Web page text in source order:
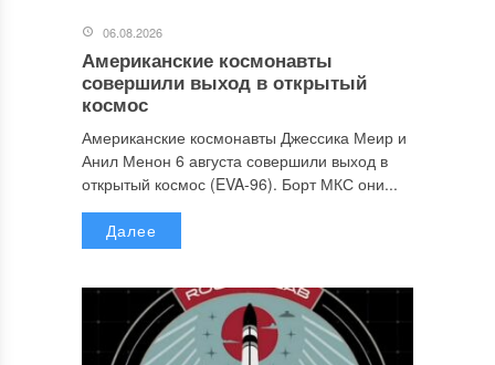
06.08.2026
Американские космонавты
совершили выход в открытый
космос
Американские космонавты Джессика Меир и
Анил Менон 6 августа совершили выход в
открытый космос (EVA-96). Борт МКС они...
Далее